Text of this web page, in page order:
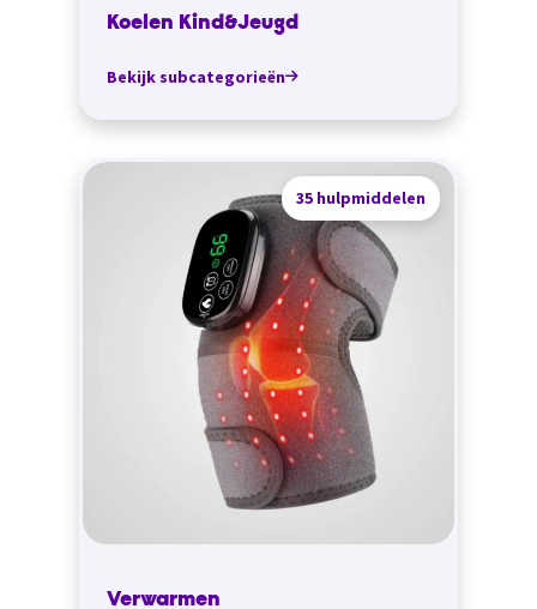
Koelen Kind&Jeugd
Bekijk subcategorieën
35 hulpmiddelen
Verwarmen